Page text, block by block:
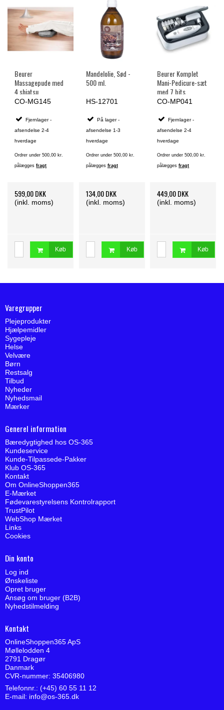
Beurer
Massagepude med
4 shiatsu
massagehoveder
CO-MG145
Fjernlager -
afsendelse 2-4
hverdage
Ordrer under 500,00 kr.
pålæggesfragt
599,00 DKK
(inkl. moms)
Køb
Mandelolie, Sød -
500 ml.
HS-12701
På lager -
afsendelse 1-3
hverdage
Ordrer under 500,00 kr.
pålægges fragt
134,00 DKK
(inkl. moms)
Køb
Beurer Komplet
Mani-Pedicure-sæt
med 7 bits
CO-MP041
Fjernlager -
afsendelse 2-4
hverdage
Ordrer under 500,00 kr.
pålæggesfragt
449,00 DKK
(inkl. moms)
Køb
Varegrupper
Plejeprodukter
Hjælpemidler
Sygepleje
Helse
Velvære
Børn
Restsalg
Tilbud
Nyheder
Nyhedsmail
Mærker
Generel information
Bæredygtighed hos OS-365
Kundeservice
Kunde-Tilpassede-Pakker
Klub OS-365
Kontakt
Om OnlineShoppen365
E-Mærket
Fødevarestyrelsens Kontrolrapport
TrustPilot
WebShop Mærket
Links
Cookies
Din konto
Log ind
Ønskeliste
Opret bruger
Ansøg om bruger (B2B)
Nyhedstilmelding
Kontakt
OnlineShoppen365 ApS
Møllelodden 4
2791 Dragør
Danmark
CVR-nummer: 35406980
Telefonnr.: (+45) 60 55 11 12
E-mail: info@os-365.dk